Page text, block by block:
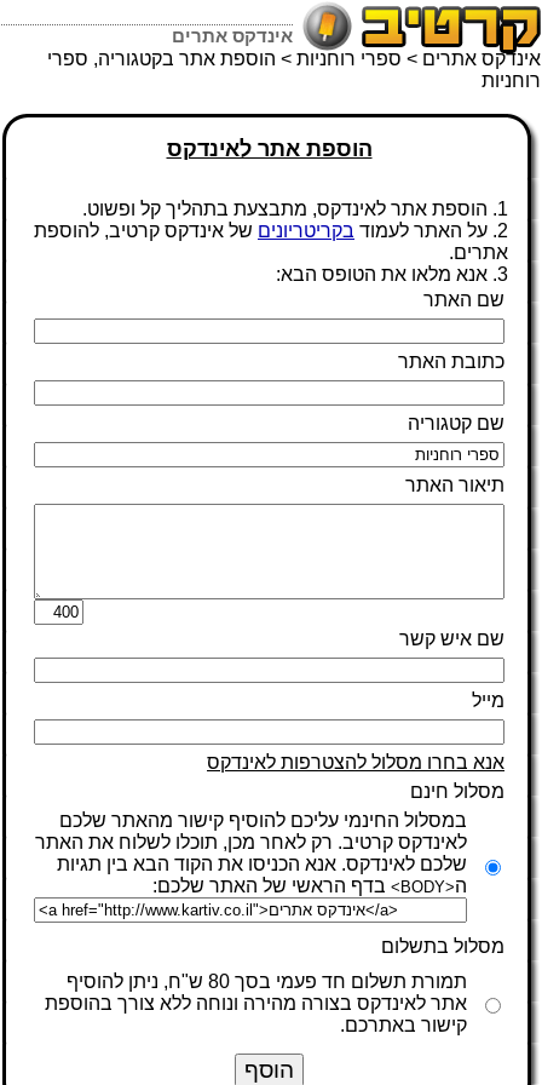
אינדקס אתרים
אינדקס אתרים > ספרי רוחניות > הוספת אתר בקטגוריה, ספרי
רוחניות
הוספת אתר לאינדקס
1. הוספת אתר לאינדקס, מתבצעת בתהליך קל ופשוט.
2. על האתר לעמוד
בקריטריונים של אינדקס קרטיב, להוספת
אתרים.
3. אנא מלאו את הטופס הבא:
שם האתר
כתובת האתר
שם קטגוריה
תיאור האתר
שם איש קשר
מייל
אנא בחרו מסלול להצטרפות לאינדקס
מסלול חינם
במסלול החינמי עליכם להוסיף קישור מהאתר שלכם
לאינדקס קרטיב. רק לאחר מכן, תוכלו לשלוח את האתר
שלכם לאינדקס. אנא הכניסו את הקוד הבא בין תגיות
ה<BODY> בדף הראשי של האתר שלכם:
מסלול בתשלום
תמורת תשלום חד פעמי בסך 80 ש"ח, ניתן להוסיף
אתר לאינדקס בצורה מהירה ונוחה ללא צורך בהוספת
קישור באתרכם.